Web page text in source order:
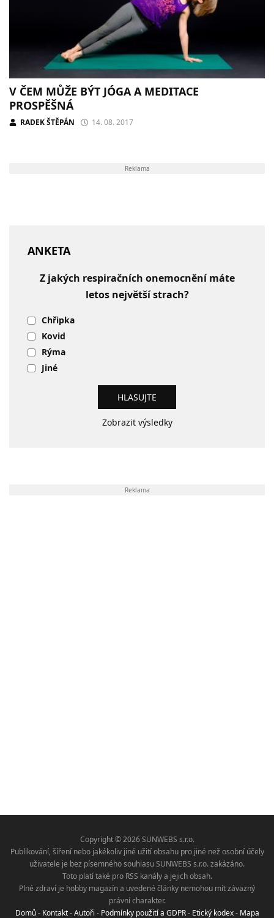
V ČEM MŮŽE BÝT JÓGA A MEDITACE
PROSPĚŠNÁ
RADEK ŠTĚPÁN 14. 08. 2017
Reklama
ANKETA
Z jakých respiračních onemocnění máte
letos největší strach?
Chřipka
Kovid
Rýma
Jiné
Zobrazit výsledky
Reklama
Copyright © 2026 SUNWEBS s.r.o.
Publikování, šíření nebo jakékoliv jiné užití obsahu pro jiné než osobní účely
uživatele je bez písemného souhlasu SUNWEBS s.r.o. zakázáno.
Toto platí také pro RSS kanály a jejich obsah.
Plné zdraví je hobby magazín a uvedené články nemohou mít závazný
právní charakter.
Domů- Kontakt-Autoři - Podmínky použití a GDPR- Etický kodex- Mapa